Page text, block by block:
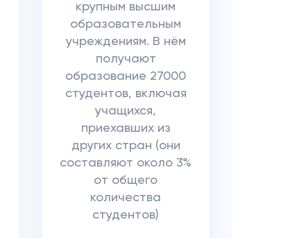
крупным высшим
образовательным
учреждениям. В нём
получают
образование 27000
студентов, включая
учащихся,
приехавших из
других стран (они
составляют около 3%
от общего
количества
студентов)